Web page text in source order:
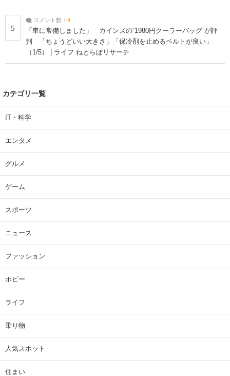
5
コメント数： 4
「車に常備しました」 カインズの“1980円クーラーバッグ”が評
判 「ちょうどいい大きさ」「保冷剤を止めるベルトが良い」
（1/5） | ライフ ねとらぼリサーチ
カテゴリ一覧
IT・科学
エンタメ
グルメ
ゲーム
スポーツ
ニュース
ファッション
ホビー
ライフ
乗り物
人気スポット
住まい